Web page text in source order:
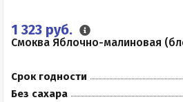
1 323 руб.
Смоква Яблочно-малиновая
Срок годности
Без сахара